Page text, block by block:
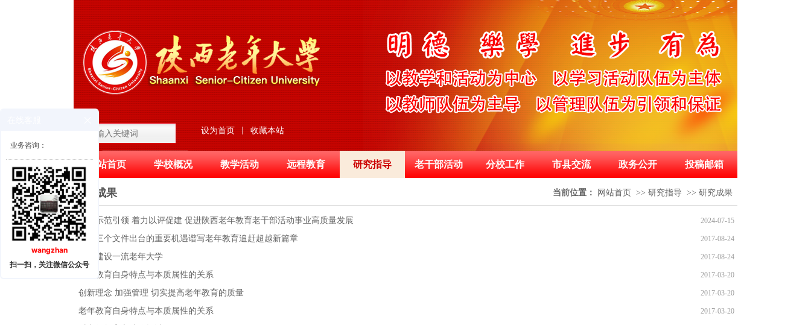
设为首页 | 收藏本站
网站首页 学校概况 教学活动 远程教育 研究指导 老干部活动 分校工作 市县交流 政务公开 投稿邮箱
滚动图片区 当前位置： 网站首页 >> 研究指导 >> 研究成果
研究成果
2024-07-15
强化示范引领 着力以评促建 促进陕西老年教育老干部活动事业高质量发展
2017-08-24
抓住三个文件出台的重要机遇谱写老年教育追赶超越新篇章
2017-08-24
加快建设一流老年大学
2017-03-20
老年教育自身特点与本质属性的关系
2017-03-20
创新理念 加强管理 切实提高老年教育的质量
2017-03-20
老年教育自身特点与本质属性的关系
业务咨询：
wangzhan
扫一扫，关注微信公众号